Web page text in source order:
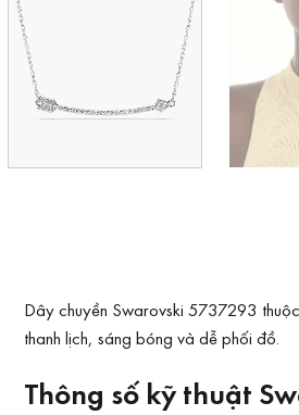
Dây chuyền Swarovski 5737293
thanh lịch, sáng bóng và dễ phối đồ.
Thông số kỹ thuật